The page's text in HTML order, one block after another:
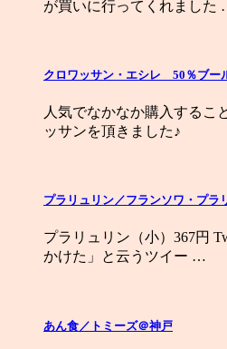
が買いに行ってくれました
クロワッサン・エシレ 50％ブー
人気でなかなか購入するこ
ッサンを頂きました♪
プラリュリン／フランソワ・プラ
プラリュリン（小）367円
かけた」と云うツイー …
あん食／トミーズ＠神戸